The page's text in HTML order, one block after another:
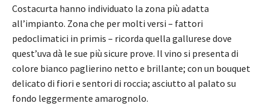
Costacurta hanno individuato la zona più adatta
all’impianto. Zona che per molti versi – fattori
pedoclimatici in primis – ricorda quella gallurese dove
quest’uva dà le sue più sicure prove. Il vino si presenta di
colore bianco paglierino netto e brillante; con un bouquet
delicato di fiori e sentori di roccia; asciutto al palato su
fondo leggermente amarognolo.